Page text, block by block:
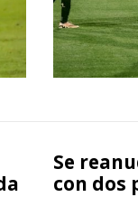
Se
con dos